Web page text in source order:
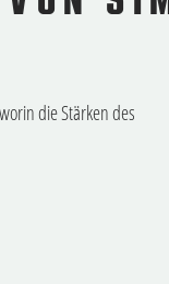
die Stärken des